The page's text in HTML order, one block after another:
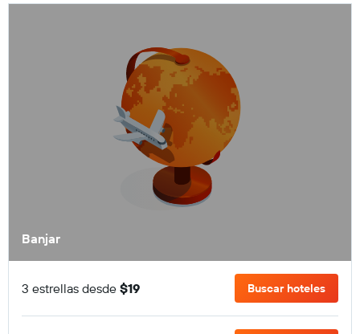
Banjar
3 estrellas desde $19 Buscar hoteles